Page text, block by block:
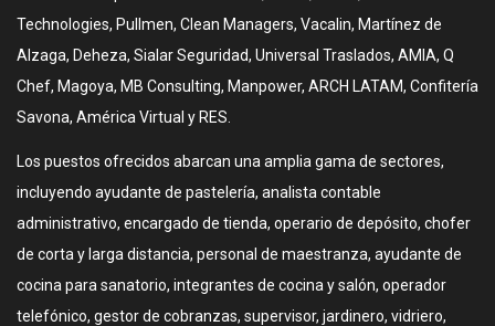
Technologies, Pullmen, Clean Managers, Vacalin, Martínez de
Alzaga, Deheza, Sialar Seguridad, Universal Traslados, AMIA, Q
Chef, Magoya, MB Consulting, Manpower, ARCH LATAM, Confitería
Savona, América Virtual y RES.
Los puestos ofrecidos abarcan una amplia gama de sectores,
incluyendo ayudante de pastelería, analista contable
administrativo, encargado de tienda, operario de depósito, chofer
de corta y larga distancia, personal de maestranza, ayudante de
cocina para sanatorio, integrantes de cocina y salón, operador
telefónico, gestor de cobranzas, supervisor, jardinero, vidriero,